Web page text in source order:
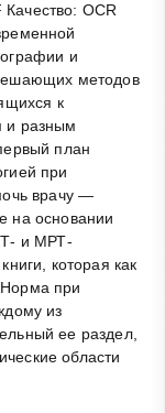
OCR
и
методов
к
и разным
план
при
врачу —
на основании
и МРТ-
которая как
при
из
ее раздел,
области